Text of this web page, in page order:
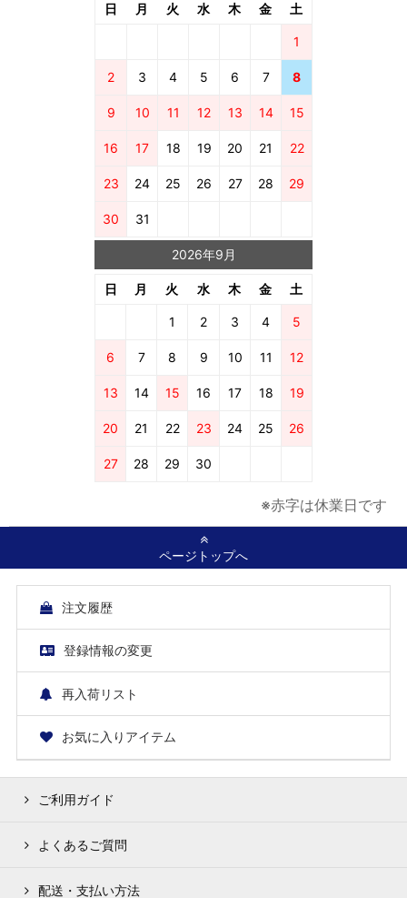
日 月 火 水 木 金 土
1
2 3 4 5 6 7 8
9 10 11 12 13 14 15
16 17 18 19 20 21 22
23 24 25 26 27 28 29
30 31
2026年9月
日 月 火 水 木 金 土
1 2 3 4 5
6 7 8 9 10 11 12
13 14 15 16 17 18 19
20 21 22 23 24 25 26
27 28 29 30
※赤字は休業日です
ページトップへ
注文履歴
登録情報の変更
再入荷リスト
お気に入りアイテム
ご利用ガイド
よくあるご質問
配送・支払い方法